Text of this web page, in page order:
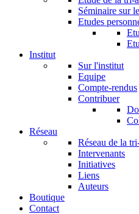
Séminaire sur
Etudes
Institut
Sur l'institut
Equipe
Compte-rendus
Contribuer
Réseau
Réseau de la
Intervenants
Initiatives
Liens
Auteurs
Boutique
Contact